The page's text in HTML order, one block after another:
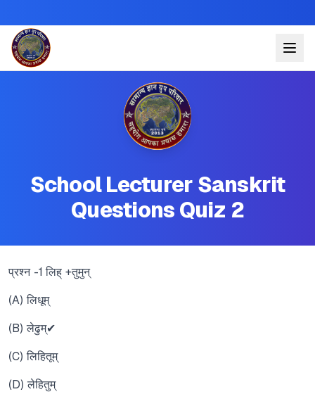
School Lecturer Sanskrit
Questions Quiz 2
प्रश्न -1 लिह् +तुमुन्
(A) लिधूम्
(B) लेढुम्✔
(C) लिहितूम्
(D) लेहितुम्